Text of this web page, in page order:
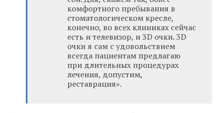
комфортного пребывания в
стоматологическом кресле,
конечно, во всех клиниках сейчас
есть и телевизор, и 3D очки. 3D
очки я сам с удовольствием
всегда пациентам предлагаю
при длительных процедурах
лечения, допустим,
реставрация».